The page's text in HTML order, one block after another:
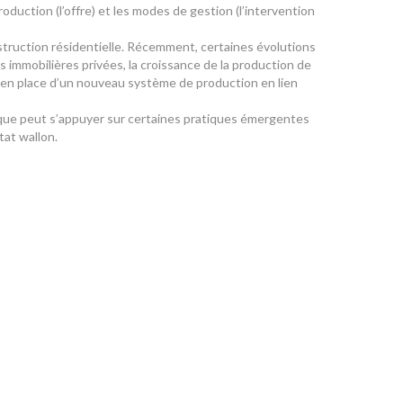
(l’offre) et les modes de gestion (l’intervention
résidentielle. Récemment, certaines évolutions
privées, la croissance de la production de
place d’un nouveau système de production en lien
peut s’appuyer sur certaines pratiques émergentes
wallon.